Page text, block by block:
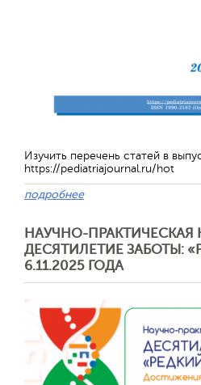
Изучить перечень статей в
https://pediatriajournal.ru/hot
подробнее
НАУЧНО-
ДЕСЯТИЛЕТИЕ ЗАБОТЫ:
6.11.2025 ГОДА